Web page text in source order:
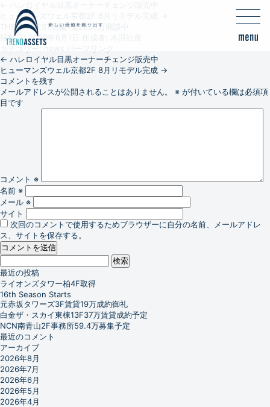
ヒューマンズウェル京都2F 8月リモデル完成
THE IMPREST高輪1億2800万商談中
投稿日: 2020年6月1日
カテゴリー:news
← ハレロイヤル目黒オーナーチェンジ販売中
ヒューマンズウェル京都2F 8月リモデル完成 →
コメントを残す
メールアドレスが公開されることはありません。
※ が付いている欄は必須項
目です
コメント ※
名前 ※
メール ※
サイト
次回のコメントで使用するためブラウザーに自分の名前、メールアドレ
ス、サイトを保存する。
検
索:
最近の投稿
ライオンズタワー柏4F取得
16th Season Starts
元赤坂タワーズ3F賃貸19万成約御礼
白金ザ・スカイ東棟13F37万賃貸成約予定
NCN南青山2F事務所59.4万募集予定
最近のコメント
アーカイブ
2026年8月
2026年7月
2026年6月
2026年5月
2026年4月